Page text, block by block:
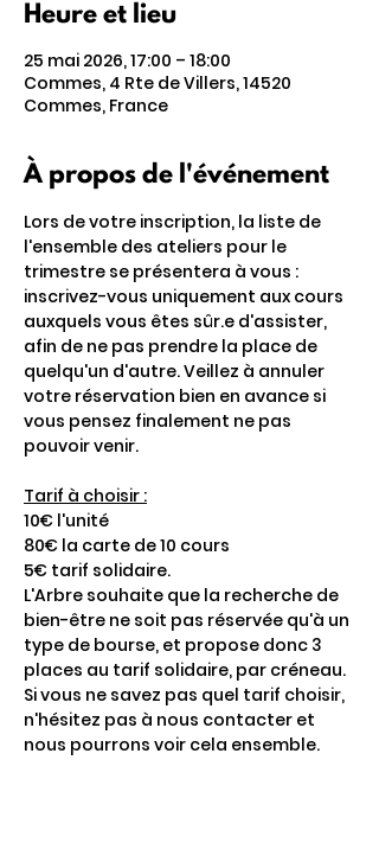
Heure et lieu
25 mai 2026, 17:00 – 18:00
Commes, 4 Rte de Villers, 14520
Commes, France
À propos de l'événement
Lors de votre inscription, la liste de
l'ensemble des ateliers pour le
trimestre se présentera à vous :
inscrivez-vous uniquement aux cours
auxquels vous êtes sûr.e d'assister,
afin de ne pas prendre la place de
quelqu'un d'autre. Veillez à annuler
votre réservation bien en avance si
vous pensez finalement ne pas
pouvoir venir.
Tarif à choisir :
10€ l'unité
80€ la carte de 10 cours
5€ tarif solidaire.
L'Arbre souhaite que la recherche de
bien-être ne soit pas réservée qu'à un
type de bourse, et propose donc 3
places au tarif solidaire, par créneau.
Si vous ne savez pas quel tarif choisir,
n'hésitez pas à nous contacter et
nous pourrons voir cela ensemble.